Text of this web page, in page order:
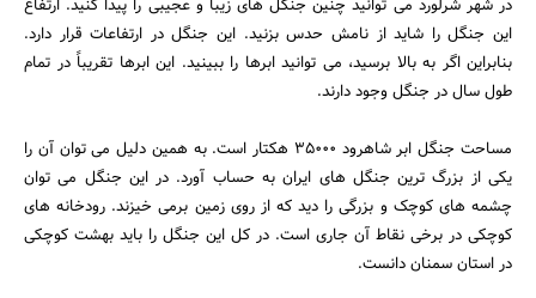
در شهر شرلورد می توانید چنین جنگل های زیبا و عجیبی را پیدا کنید. ارتفاع
این جنگل را شاید از نامش حدس بزنید. این جنگل در ارتفاعات قرار دارد.
بنابراین اگر به بالا برسید، می توانید ابرها را ببینید. این ابرها تقریباً در تمام
طول سال در جنگل وجود دارند.
مساحت جنگل ابر شاهرود 35000 هکتار است. به همین دلیل می توان آن را
یکی از بزرگ ترین جنگل های ایران به حساب آورد. در این جنگل می توان
چشمه های کوچک و بزرگی را دید که از روی زمین برمی خیزند. رودخانه های
کوچکی در برخی نقاط آن جاری است. در کل این جنگل را باید بهشت ​​کوچکی
در استان سمنان دانست.